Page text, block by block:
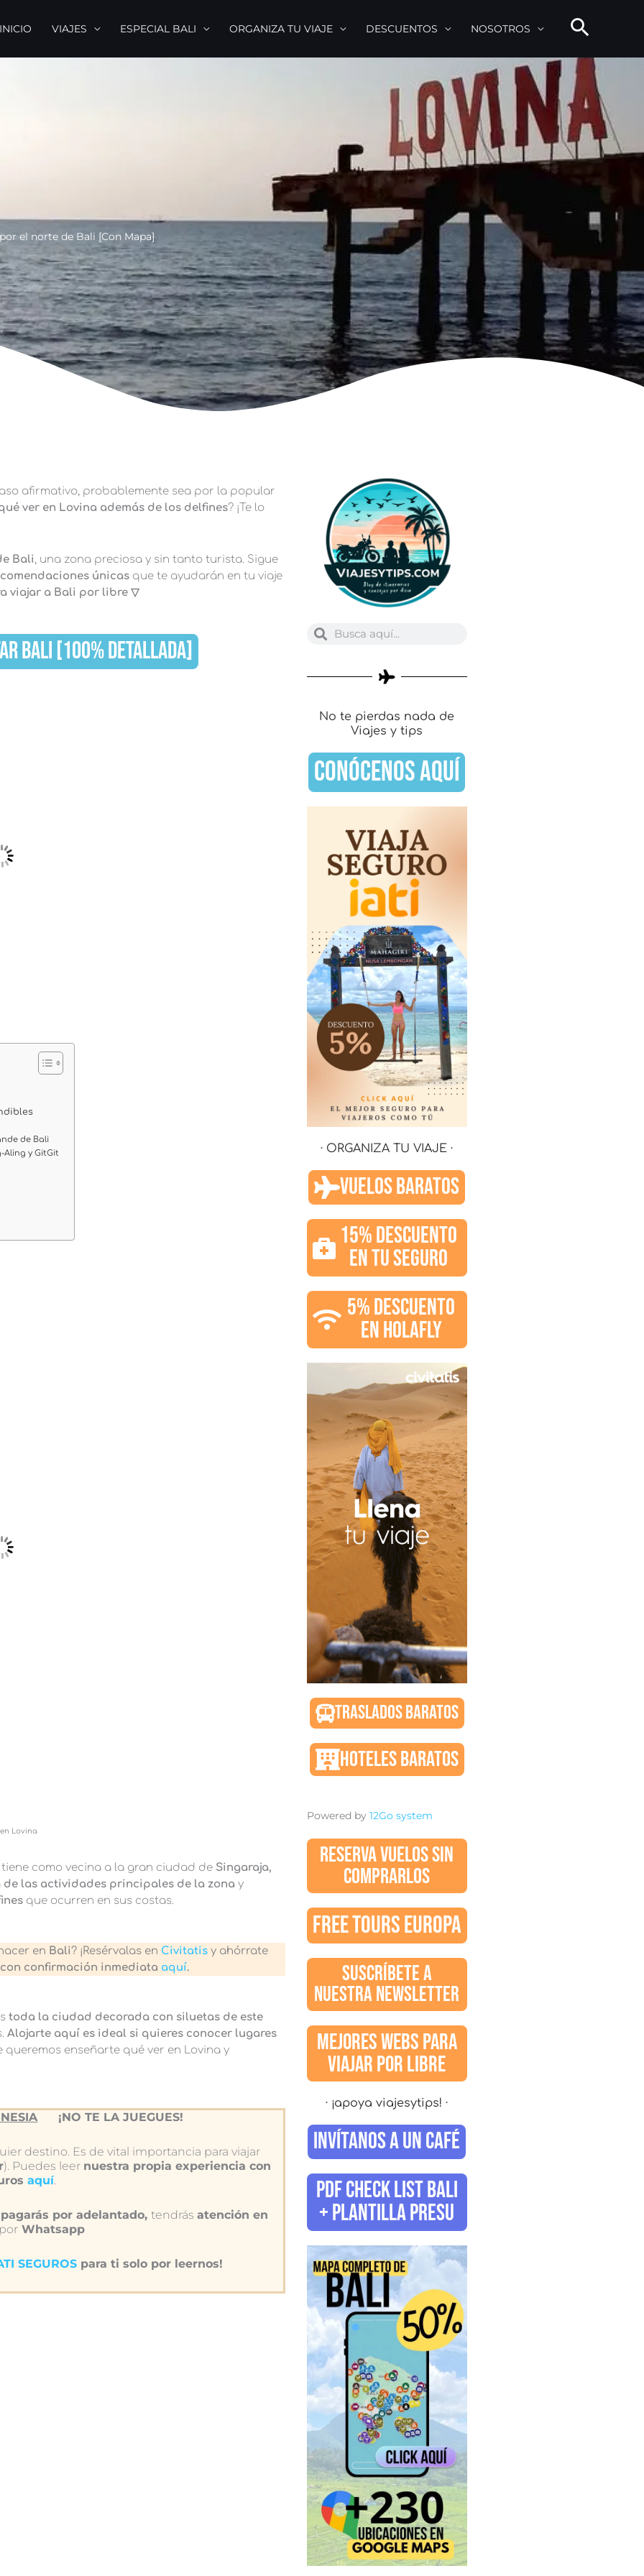
INICIO VIAJES ESPECIAL BALI ORGANIZA TU VIAJE DESCUENTOS NOSOTROS
el norte de Bali [Con Mapa]
afirmativo, probablemente sea por la popular
ver en Lovina además de los delfines? ¡Te lo
Bali, una zona preciosa y sin tanto turista. Sigue
únicasque te ayudarán en tu viaje
viajar a Bali por libre ▽
BALI [100% DETALLADA]
de Bali
Aling y GitGit
Lovina
como vecina a la gran ciudad de Singaraja,
de las actividades principales de la zona y
que ocurren en sus costas.
en Bali? ¡Resérvalas en Civitatis y ahórrate
con confirmación inmediata aquí.
toda la ciudad decorada con siluetas de este
Alojarte aquí es ideal si quieres conocer lugares
queremos enseñarte qué ver en Lovina y
¡NO TE LA JUEGUES!
destino. Es de vital importancia para viajar
). Puedes leer nuestra propia experiencia con
aquí.
por adelantado, tendrás atención en
Whatsapp
SEGUROSpara ti solo por leernos!
BuscarBuscar
No te pierdas nada de
Viajes y tips
CONÓCENOS AQUÍ
· ORGANIZA TU VIAJE ·
VUELOS BARATOS
15% DESCUENTO
EN TU SEGURO
5% DESCUENTO
EN HOLAFLY
TRASLADOS BARATOS
HOTELES BARATOS
Powered by 12Go system
RESERVA VUELOS SIN
COMPRARLOS
FREE TOURS EUROPA
SUSCRÍBETE A
NUESTRA NEWSLETTER
MEJORES WEBS PARA
VIAJAR POR LIBRE
· ¡apoya viajesytips! ·
INVÍTANOS A UN CAFÉ
PDF CHECK LIST BALI
+ PLANTILLA PRESU